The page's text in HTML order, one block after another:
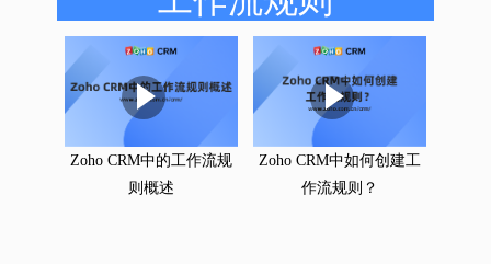
Zoho CRM中的工作流规
则概述
Zoho CRM中如何创建工
作流规则？